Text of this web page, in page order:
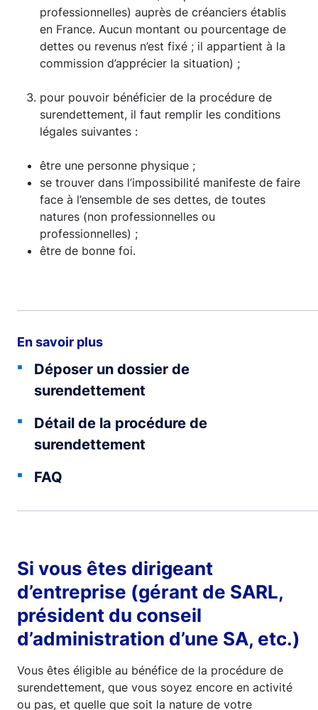
professionnelles) auprès de créanciers établis
en France. Aucun montant ou pourcentage de
dettes ou revenus n’est fixé ; il appartient à la
commission d’apprécier la situation) ;
pour pouvoir bénéficier de la procédure de
surendettement, il faut remplir les conditions
légales suivantes :
être une personne physique ;
se trouver dans l’impossibilité manifeste de faire
face à l’ensemble de ses dettes, de toutes
natures (non professionnelles ou
professionnelles) ;
être de bonne foi.
En savoir plus
Déposer un dossier de
surendettement
Détail de la procédure de
surendettement
FAQ
Si vous êtes dirigeant
d’entreprise (gérant de SARL,
président du conseil
d’administration d’une SA, etc.)
Vous êtes éligible au bénéfice de la procédure de
surendettement, que vous soyez encore en activité
ou pas, et quelle que soit la nature de votre